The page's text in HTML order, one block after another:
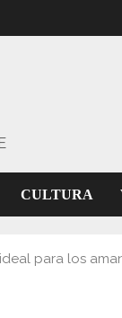
CULTURA
para los